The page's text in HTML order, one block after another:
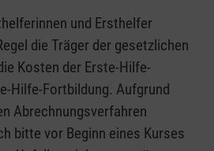
und Ersthelfer
die Träger der gesetzlichen
Kosten der Erste-Hilfe-
Hilfe-Fortbildung. Aufgrund
Abrechnungsverfahren
bitte vor Beginn eines Kurses